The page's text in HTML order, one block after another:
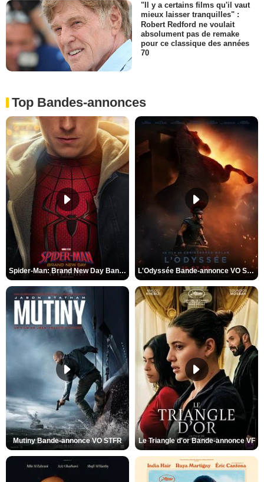
"Il y a certains films qu'il vaut
mieux laisser tranquilles" :
Robert Redford ne voulait
absolument pas de remake
pour ce classique des années
70
Top Bandes-annonces
Spider-Man: Brand New Day Bande-annonce VO STFR L'Odyssée Bande-annonce VO STFR
Mutiny Bande-annonce VO STFR Le Triangle d'or Bande-annonce VF